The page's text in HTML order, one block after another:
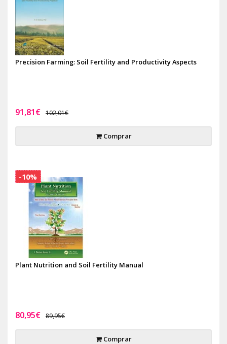
Precision Farming: Soil Fertility and Productivity Aspects
91,81€ 102,01€
Comprar
Plant Nutrition and Soil Fertility Manual
80,95€ 89,95€
Comprar
-10%